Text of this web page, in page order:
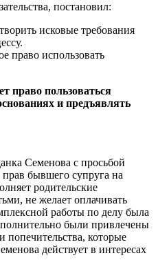
постановил:
исковые требования
право использовать
право пользоваться
и предъявлять
Семенова с просьбой
бывшего супруга на
родительские
не желает оплачивать
работы по делу была
были привлечены
попечительства, которые
действует в интересах